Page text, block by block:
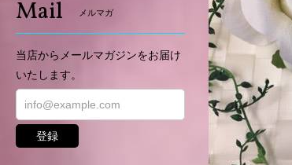
Mail メルマガ
当店からメールマガジンをお届け
いたします。
登録